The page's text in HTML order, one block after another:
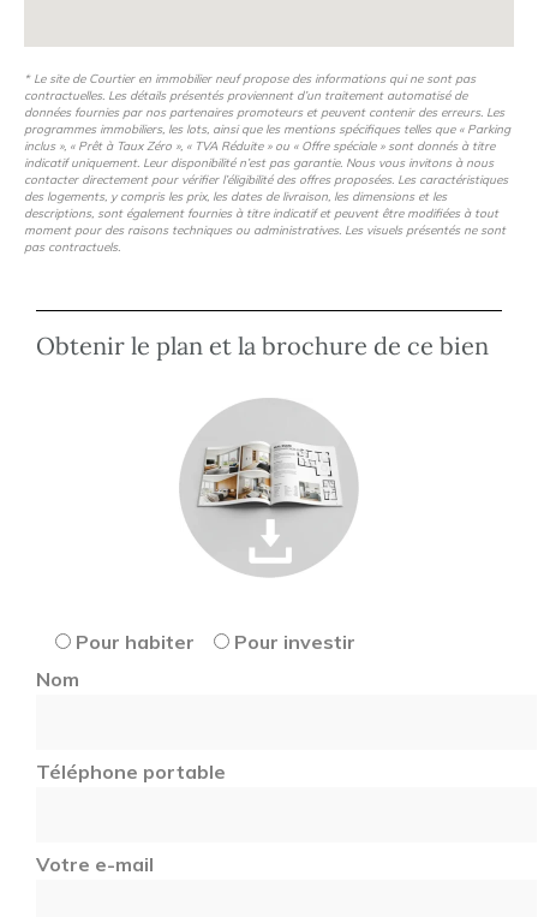
coworking, et une laverie équipée, afin d'offrir une
expérience de vie étudiante enrichissante et sans tracas.
Gestionnaire : LES BELLES ANNEES
* Le site de Courtier en immobilier neuf propose des informations qui ne sont pas
contractuelles. Les détails présentés proviennent d’un traitement automatisé de
données fournies par nos partenaires promoteurs et peuvent contenir des erreurs. Les
programmes immobiliers, les lots, ainsi que les mentions spécifiques telles que « Parking
inclus », « Prêt à Taux Zéro », « TVA Réduite » ou « Offre spéciale » sont donnés à titre
indicatif uniquement. Leur disponibilité n’est pas garantie. Nous vous invitons à nous
contacter directement pour vérifier l’éligibilité des offres proposées. Les caractéristiques
des logements, y compris les prix, les dates de livraison, les dimensions et les
descriptions, sont également fournies à titre indicatif et peuvent être modifiées à tout
moment pour des raisons techniques ou administratives. Les visuels présentés ne sont
pas contractuels.
Obtenir le plan et la brochure de ce bien
Pour habiter
Pour investir
Nom
Téléphone portable
Votre e-mail